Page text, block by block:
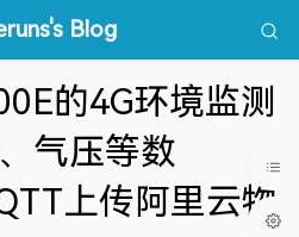
Blog
的4G环境监测
气压等数
上传阿里云物